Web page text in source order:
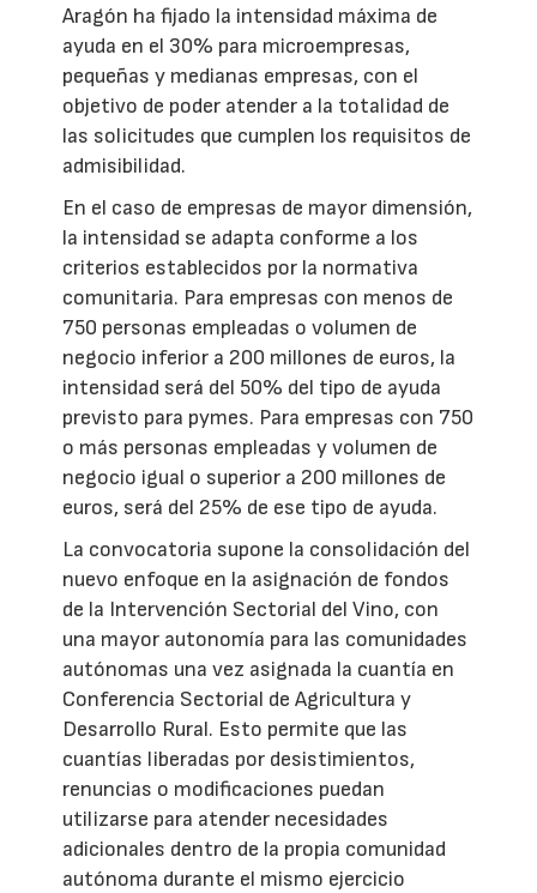
Aragón ha fijado la intensidad máxima de
ayuda en el 30% para microempresas,
pequeñas y medianas empresas, con el
objetivo de poder atender a la totalidad de
las solicitudes que cumplen los requisitos de
admisibilidad.
En el caso de empresas de mayor dimensión,
la intensidad se adapta conforme a los
criterios establecidos por la normativa
comunitaria. Para empresas con menos de
750 personas empleadas o volumen de
negocio inferior a 200 millones de euros, la
intensidad será del 50% del tipo de ayuda
previsto para pymes. Para empresas con 750
o más personas empleadas y volumen de
negocio igual o superior a 200 millones de
euros, será del 25% de ese tipo de ayuda.
La convocatoria supone la consolidación del
nuevo enfoque en la asignación de fondos
de la Intervención Sectorial del Vino, con
una mayor autonomía para las comunidades
autónomas una vez asignada la cuantía en
Conferencia Sectorial de Agricultura y
Desarrollo Rural. Esto permite que las
cuantías liberadas por desistimientos,
renuncias o modificaciones puedan
utilizarse para atender necesidades
adicionales dentro de la propia comunidad
autónoma durante el mismo ejercicio